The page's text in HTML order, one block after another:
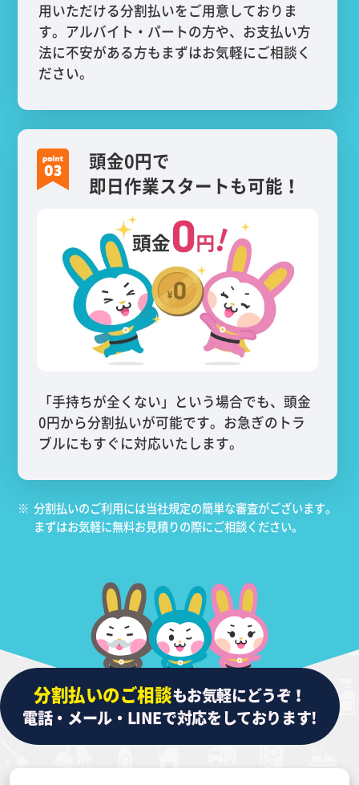
用いただける分割払いをご用意しておりま
す。アルバイト・パートの方や、お支払い方
法に不安がある方もまずはお気軽にご相談く
ださい。
頭金0円で
即日作業スタートも可能！
「手持ちが全くない」という場合でも、頭金
0円から分割払いが可能です。お急ぎのトラ
ブルにもすぐに対応いたします。
※ 分割払いのご利用には当社規定の簡単な審査がございます。
まずはお気軽に無料お見積りの際にご相談ください。
分割払いのご相談もお気軽にどうぞ！
電話・メール・LINEで対応をしております!